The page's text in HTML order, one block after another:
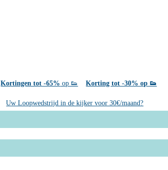
Kortingen tot -65% op 👟 Korting tot -30% op 👟
Uw Loopwedstrijd in de kijker voor 30€/maand?